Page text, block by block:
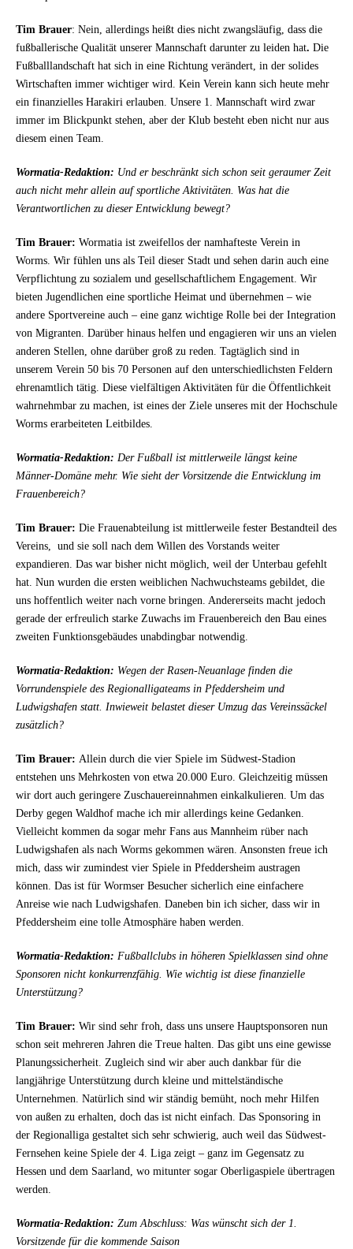
Tim Brauer: Nein, allerdings heißt dies nicht zwangsläufig, dass die
fußballerische Qualität unserer Mannschaft darunter zu leiden hat. Die
Fußballlandschaft hat sich in eine Richtung verändert, in der solides
Wirtschaften immer wichtiger wird. Kein Verein kann sich heute mehr
ein finanzielles Harakiri erlauben. Unsere 1. Mannschaft wird zwar
immer im Blickpunkt stehen, aber der Klub besteht eben nicht nur aus
diesem einen Team.
Wormatia-Redaktion: Und er beschränkt sich schon seit geraumer Zeit
auch nicht mehr allein auf sportliche Aktivitäten. Was hat die
Verantwortlichen zu dieser Entwicklung bewegt?
Tim Brauer: Wormatia ist zweifellos der namhafteste Verein in
Worms. Wir fühlen uns als Teil dieser Stadt und sehen darin auch eine
Verpflichtung zu sozialem und gesellschaftlichem Engagement. Wir
bieten Jugendlichen eine sportliche Heimat und übernehmen – wie
andere Sportvereine auch – eine ganz wichtige Rolle bei der Integration
von Migranten. Darüber hinaus helfen und engagieren wir uns an vielen
anderen Stellen, ohne darüber groß zu reden. Tagtäglich sind in
unserem Verein 50 bis 70 Personen auf den unterschiedlichsten Feldern
ehrenamtlich tätig. Diese vielfältigen Aktivitäten für die Öffentlichkeit
wahrnehmbar zu machen, ist eines der Ziele unseres mit der Hochschule
Worms erarbeiteten Leitbildes.
Wormatia-Redaktion: Der Fußball ist mittlerweile längst keine
Männer-Domäne mehr. Wie sieht der Vorsitzende die Entwicklung im
Frauenbereich?
Tim Brauer: Die Frauenabteilung ist mittlerweile fester Bestandteil des
Vereins, und sie soll nach dem Willen des Vorstands weiter
expandieren. Das war bisher nicht möglich, weil der Unterbau gefehlt
hat. Nun wurden die ersten weiblichen Nachwuchsteams gebildet, die
uns hoffentlich weiter nach vorne bringen. Andererseits macht jedoch
gerade der erfreulich starke Zuwachs im Frauenbereich den Bau eines
zweiten Funktionsgebäudes unabdingbar notwendig.
Wormatia-Redaktion: Wegen der Rasen-Neuanlage finden die
Vorrundenspiele des Regionalligateams in Pfeddersheim und
Ludwigshafen statt. Inwieweit belastet dieser Umzug das Vereinssäckel
zusätzlich?
Tim Brauer: Allein durch die vier Spiele im Südwest-Stadion
entstehen uns Mehrkosten von etwa 20.000 Euro. Gleichzeitig müssen
wir dort auch geringere Zuschauereinnahmen einkalkulieren. Um das
Derby gegen Waldhof mache ich mir allerdings keine Gedanken.
Vielleicht kommen da sogar mehr Fans aus Mannheim rüber nach
Ludwigshafen als nach Worms gekommen wären. Ansonsten freue ich
mich, dass wir zumindest vier Spiele in Pfeddersheim austragen
können. Das ist für Wormser Besucher sicherlich eine einfachere
Anreise wie nach Ludwigshafen. Daneben bin ich sicher, dass wir in
Pfeddersheim eine tolle Atmosphäre haben werden.
Wormatia-Redaktion: Fußballclubs in höheren Spielklassen sind ohne
Sponsoren nicht konkurrenzfähig. Wie wichtig ist diese finanzielle
Unterstützung?
Tim Brauer: Wir sind sehr froh, dass uns unsere Hauptsponsoren nun
schon seit mehreren Jahren die Treue halten. Das gibt uns eine gewisse
Planungssicherheit. Zugleich sind wir aber auch dankbar für die
langjährige Unterstützung durch kleine und mittelständische
Unternehmen. Natürlich sind wir ständig bemüht, noch mehr Hilfen
von außen zu erhalten, doch das ist nicht einfach. Das Sponsoring in
der Regionalliga gestaltet sich sehr schwierig, auch weil das Südwest-
Fernsehen keine Spiele der 4. Liga zeigt – ganz im Gegensatz zu
Hessen und dem Saarland, wo mitunter sogar Oberligaspiele übertragen
werden.
Wormatia-Redaktion: Zum Abschluss: Was wünscht sich der 1.
Vorsitzende für die kommende Saison